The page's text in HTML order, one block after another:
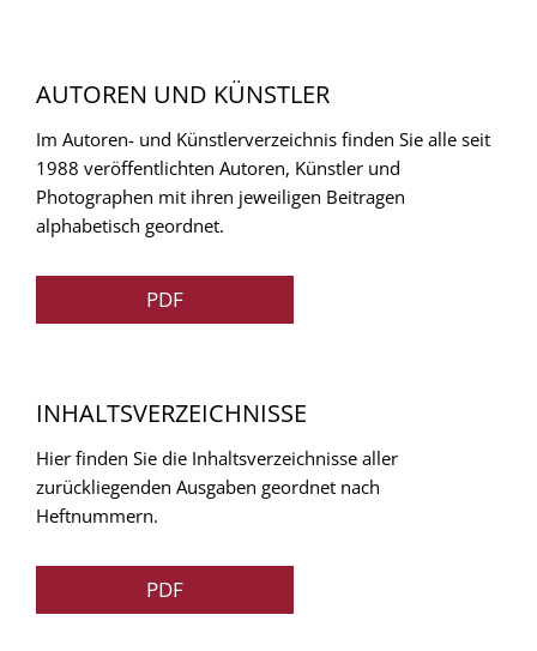
AUTOREN UND KÜNSTLER
Im Autoren- und Künstlerverzeichnis finden Sie alle seit
1988 veröffentlichten Autoren, Künstler und
Photographen mit ihren jeweiligen Beitragen
alphabetisch geordnet.
PDF
INHALTSVERZEICHNISSE
Hier finden Sie die Inhaltsverzeichnisse aller
zurückliegenden Ausgaben geordnet nach
Heftnummern.
PDF